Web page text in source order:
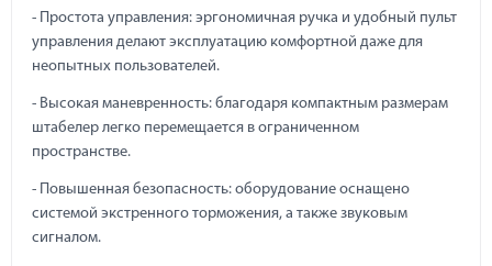
- Простота управления: эргономичная ручка и удобный пульт
управления делают эксплуатацию комфортной даже для
неопытных пользователей.
- Высокая маневренность: благодаря компактным размерам
штабелер легко перемещается в ограниченном
пространстве.
- Повышенная безопасность: оборудование оснащено
системой экстренного торможения, а также звуковым
сигналом.